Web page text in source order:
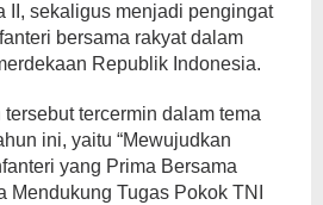
II, sekaligus menjadi pengingat
bersama rakyat dalam
Republik Indonesia.
tercermin dalam tema
ini, yaitu “Mewujudkan
yang Prima Bersama
Mendukung Tugas Pokok TNI